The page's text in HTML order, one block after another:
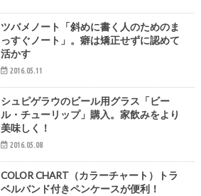
ツバメノート「斜めに書く人のためのま
っすぐノート」。癖は矯正せずに認めて
活かす
2016.05.11
シュピゲラウのビール用グラス「ビー
ル・チューリップ」購入。家飲みをより
美味しく！
2016.05.08
COLOR CHART（カラーチャート）トラ
ベルバンド付きペンケースが便利！